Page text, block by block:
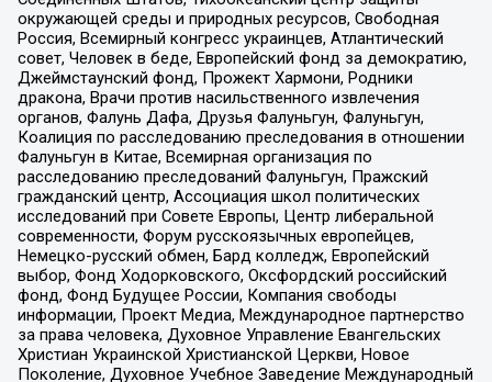
окружающей среды и природных ресурсов, Свободная
Россия, Всемирный конгресс украинцев, Атлантический
совет, Человек в беде, Европейский фонд за демократию,
Джеймстаунский фонд, Прожект Хармони, Родники
дракона, Врачи против насильственного извлечения
органов, Фалунь Дафа, Друзья Фалуньгун, Фалуньгун,
Коалиция по расследованию преследования в отношении
Фалуньгун в Китае, Всемирная организация по
расследованию преследований Фалуньгун, Пражский
гражданский центр, Ассоциация школ политических
исследований при Совете Европы, Центр либеральной
современности, Форум русскоязычных европейцев,
Немецко-русский обмен, Бард колледж, Европейский
выбор, Фонд Ходорковского, Оксфордский российский
фонд, Фонд Будущее России, Компания свободы
информации, Проект Медиа, Международное партнерство
за права человека, Духовное Управление Евангельских
Христиан Украинской Христианской Церкви, Новое
Поколение, Духовное Учебное Заведение Международный